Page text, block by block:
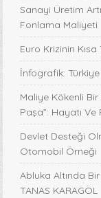
Sanayi Üretim
Fonlama Maliyeti
Euro Krizinin Kısa
İnfografik:
Maliye Kökenli
Paşa”: Hayatı
Devlet Desteği
Otomobil Örneği
Abluka Altında
TANAS KARAGÖL